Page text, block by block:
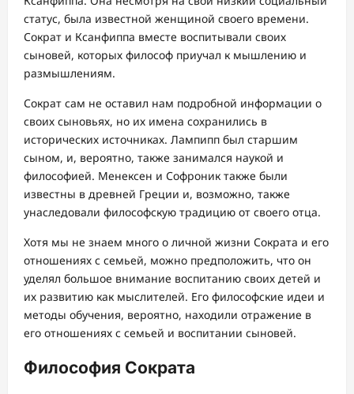
статус, была известной женщиной своего времени.
Сократ и Ксанфиппа вместе воспитывали своих
сыновей, которых философ приучал к мышлению и
размышлениям.
Сократ сам не оставил нам подробной информации о
своих сыновьях, но их имена сохранились в
исторических источниках. Лампипп был старшим
сыном, и, вероятно, также занимался наукой и
философией. Менексен и Софроник также были
известны в древней Греции и, возможно, также
унаследовали философскую традицию от своего отца.
Хотя мы не знаем много о личной жизни Сократа и его
отношениях с семьей, можно предположить, что он
уделял большое внимание воспитанию своих детей и
их развитию как мыслителей. Его философские идеи и
методы обучения, вероятно, находили отражение в
его отношениях с семьей и воспитании сыновей.
Философия Сократа